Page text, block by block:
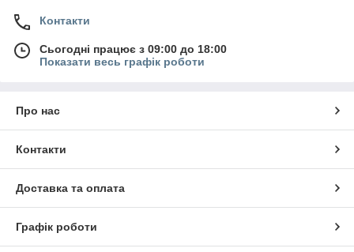
Контакти
Сьогодні працює з 09:00 до 18:00
Показати весь графік роботи
Про нас
Контакти
Доставка та оплата
Графік роботи